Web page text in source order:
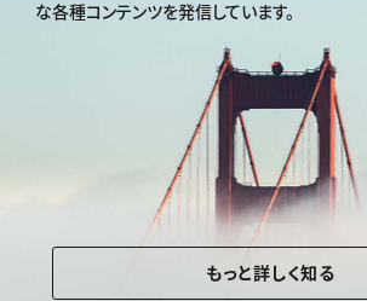
な各種コンテンツを発信しています。
もっと詳しく知る